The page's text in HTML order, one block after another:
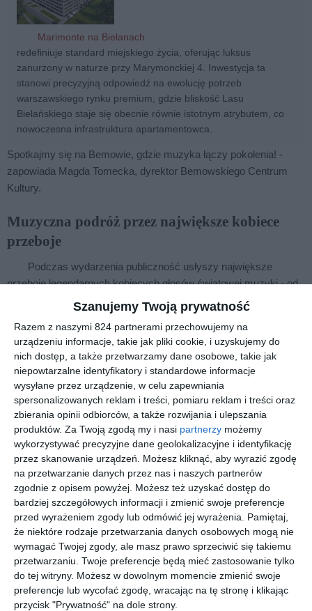
Szanujemy Twoją prywatność
Razem z naszymi 824 partnerami przechowujemy na
urządzeniu informacje, takie jak pliki cookie, i uzyskujemy do
nich dostęp, a także przetwarzamy dane osobowe, takie jak
niepowtarzalne identyfikatory i standardowe informacje
wysyłane przez urządzenie, w celu zapewniania
spersonalizowanych reklam i treści, pomiaru reklam i treści oraz
zbierania opinii odbiorców, a także rozwijania i ulepszania
produktów. Za Twoją zgodą my i nasi partnerzy możemy
wykorzystywać precyzyjne dane geolokalizacyjne i identyfikację
przez skanowanie urządzeń. Możesz kliknąć, aby wyrazić zgodę
na przetwarzanie danych przez nas i naszych partnerów
zgodnie z opisem powyżej. Możesz też uzyskać dostęp do
bardziej szczegółowych informacji i zmienić swoje preferencje
przed wyrażeniem zgody lub odmówić jej wyrażenia.
Pamiętaj,
że niektóre rodzaje przetwarzania danych osobowych mogą nie
wymagać Twojej zgody, ale masz prawo sprzeciwić się takiemu
przetwarzaniu. Twoje preferencje będą mieć zastosowanie tylko
do tej witryny. Możesz w dowolnym momencie zmienić swoje
preferencje lub wycofać zgodę, wracając na tę stronę i klikając
przycisk "Prywatność" na dole strony.
Marimonte na Bielanach
redefiniuje standard miejskiego życia, oferując luksus
zanurzony w naturze przy Marymonckiej 4. Inwestycja ta
stanowi precyzyjną odpowiedź na ewolucję potrzeb
warszawskiego rynku premium, gdzie bliskość Lasu
Bielańskiego staje się obecnie równie istotnym atrybutem, co
nowoczesna infrastruktura apartamentowca.
Spotkajmy się na Bemowie, gdzie muzyka łączy pokolenia! -
zapowiada Magda Tomecka, dyrektor Bemowskiego Centrum
Kultury.
Muzyczna podróż przez największe kobiece
przeboje
Podczas wydarzenia publiczność usłyszy największe
przeboje legendarnych kobiecych głosów światowej muzyki - od
Arethy Franklin i Whitney Houston po Amy Winehouse. Koncert
"Ladies Symfonicznie" będzie hołdem dla artystek, które na
trwałe zapisały się w historii muzyki. W świeżych, nowoczesnych
aranżacjach utwory ikon soulu, popu i R&B zabrzmią w
wykonaniu Moniki Urlik oraz Orkiestry Akademickiej
Uniwersytetu Warmińsko-Mazurskiego w Olsztynie pod batutą
dyrygenta Rafała Krauze. Solistka, świeżo po wydaniu
debiutanckiego albumu "Wreszcie", zabierze publiczność w pełną
emocji muzyczną podróż przez największe światowe hity.
Kup bilet
29 sierpnia 2026
Upiór w
kuchni
20 września 2026
Kombii 2 października 2026
Blindead2
3
9 stycznia 2027
Nowy Rok
na
Broadway